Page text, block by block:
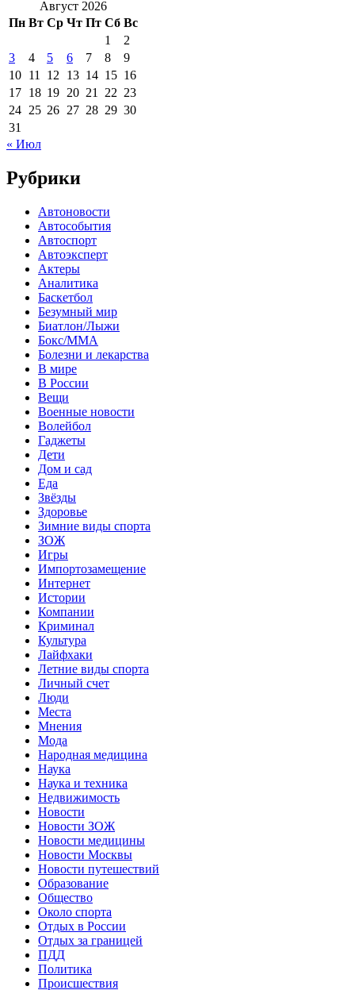
Август 2026
Пн Вт Ср Чт Пт Сб Вс
1
2
3
4 5 6 7 8
9
10 11 12 13 14 15 16
17 18 19 20 21 22 23
24 25 26 27 28 29 30
31
« Июл
Рубрики
Автоновости
Автособытия
Автоспорт
Автоэксперт
Актеры
Аналитика
Баскетбол
Безумный мир
Биатлон/Лыжи
Бокс/MMA
Болезни и лекарства
В мире
В России
Вещи
Военные новости
Волейбол
Гаджеты
Дети
Дом и сад
Еда
Звёзды
Здоровье
Зимние виды спорта
ЗОЖ
Игры
Импортозамещение
Интернет
Истории
Компании
Криминал
Культура
Лайфхаки
Летние виды спорта
Личный счет
Люди
Места
Мнения
Мода
Народная медицина
Наука
Наука и техника
Недвижимость
Новости
Новости ЗОЖ
Новости медицины
Новости Москвы
Новости путешествий
Образование
Общество
Около спорта
Отдых в России
Отдых за границей
ПДД
Политика
Происшествия